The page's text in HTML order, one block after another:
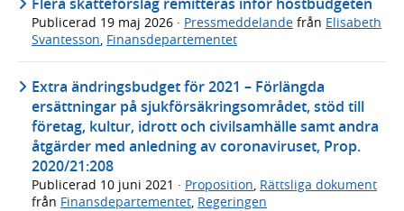
Publicerad 19 maj 2026 · Pressmeddelande från Elisabeth
Svantesson, Finansdepartementet
Extra ändringsbudget för 2021 – Förlängda
ersättningar på sjukförsäkringsområdet, stöd till
företag, kultur, idrott och civilsamhälle samt andra
åtgärder med anledning av coronaviruset, Prop.
2020/21:208
Publicerad 10 juni 2021 · Proposition Rättsliga dokument
från Finansdepartementet Regeringen